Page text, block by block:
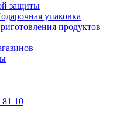
защиты
упаковка
продуктов
81 10